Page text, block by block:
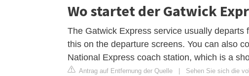
Wo startet der Gatwick
The Gatwick Express service usually
this on the departure screens. You can also
National Express coach station, which is a
Antrag auf Entfernung der Quelle Sehen Sie sich die